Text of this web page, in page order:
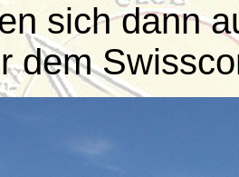
sich dann
dem